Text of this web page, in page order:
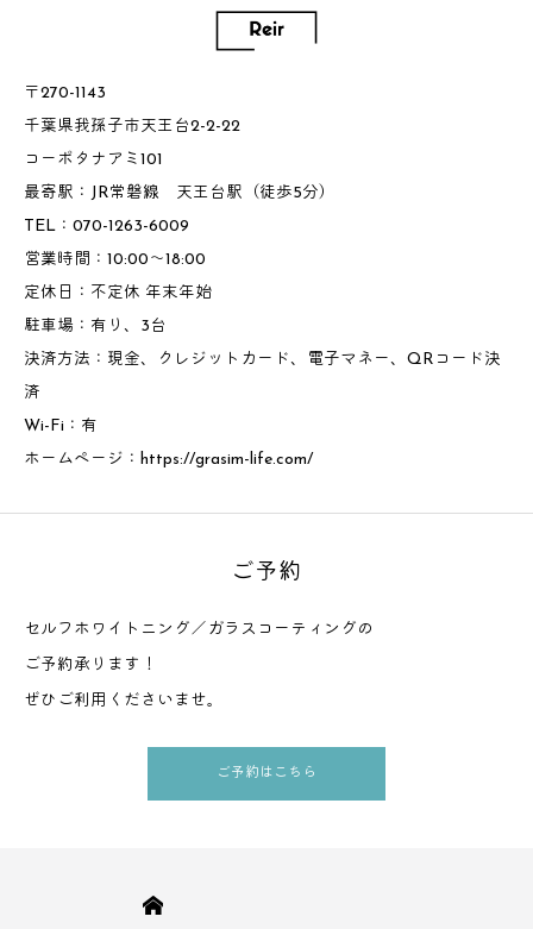
〒270-1143
千葉県我孫子市天王台2-2-22
コーポタナアミ101
最寄駅：JR常磐線 天王台駅（徒歩5分）
TEL：070-1263-6009
営業時間：10:00～18:00
定休日：不定休 年末年始
駐車場：有り、3台
決済方法：現金、クレジットカード、電子マネー、QRコード決
済
Wi-Fi：有
ホームページ： https://grasim-life.com/
ご予約
セルフホワイトニング／ガラスコーティングの
ご予約承ります！
ぜひご利用くださいませ。
ご予約はこちら